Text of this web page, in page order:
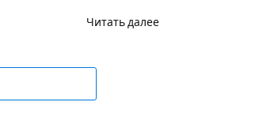
Читать далее